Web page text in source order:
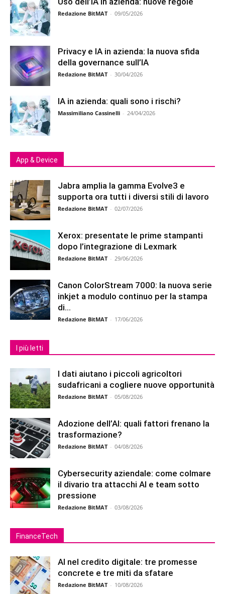
Redazione BitMAT - 09/05/2026
Privacy e IA in azienda: la nuova sfida
della governance sull’IA
Redazione BitMAT - 30/04/2026
IA in azienda: quali sono i rischi?
Massimiliano Cassinelli - 24/04/2026
App & Device
Jabra amplia la gamma Evolve3 e
supporta ora tutti i diversi stili di lavoro
Redazione BitMAT - 02/07/2026
Xerox: presentate le prime stampanti
dopo l’integrazione di Lexmark
Redazione BitMAT - 29/06/2026
Canon ColorStream 7000: la nuova serie
inkjet a modulo continuo per la stampa
di...
Redazione BitMAT - 17/06/2026
I più letti
I dati aiutano i piccoli agricoltori
sudafricani a cogliere nuove opportunità
Redazione BitMAT - 05/08/2026
Adozione dell’AI: quali fattori frenano la
trasformazione?
Redazione BitMAT - 04/08/2026
Cybersecurity aziendale: come colmare
il divario tra attacchi AI e team sotto
pressione
Redazione BitMAT - 03/08/2026
FinanceTech
AI nel credito digitale: tre promesse
concrete e tre miti da sfatare
Redazione BitMAT - 10/08/2026